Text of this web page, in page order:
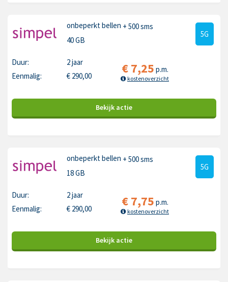
onbeperkt bellen + 500 sms
40 GB
5G
Duur:
2 jaar
Eenmalig:
€ 290,00 €7,25 p.m.
kostenoverzicht
Bekijk actie
onbeperkt bellen + 500 sms
18 GB
5G
Duur:
2 jaar
Eenmalig:
€ 290,00 €7,75 p.m.
kostenoverzicht
Bekijk actie